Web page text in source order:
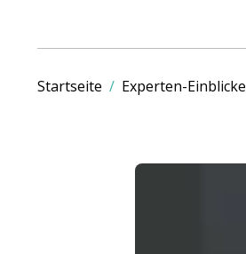
Startseite Experten-Einblicke
Bild